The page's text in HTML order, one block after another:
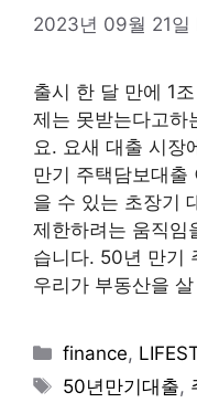
2023년 09월 21일
출시 한 달 만에 1
제는 못받는다고하
요. 요새 대출 시장
만기 주택담보대
을 수 있는 초장기
제한하려는 움직임
습니다. 50년 만기
우리가 부동산을
Categories
finance,
Tags
50년만기대출,